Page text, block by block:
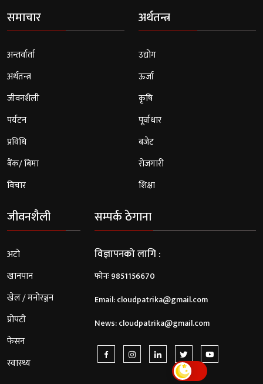
समाचार
अन्तर्वार्ता
अर्थतन्त्र
जीवनशैली
पर्यटन
प्रविधि
बैंक/ बिमा
विचार
अर्थतन्त्र
उद्योग
ऊर्जा
कृषि
पूर्वाधार
बजेट
रोजगारी
शिक्षा
जीवनशैली
अटो
खानपान
खेल / मनोरञ्जन
प्रोपटी
फेसन
स्वास्थ्य
सम्पर्क ठेगाना
विज्ञापनको लागि :
फोनः 9851156670
Email:cloudpatrika@gmail.com
News:cloudpatrika@gmail.com